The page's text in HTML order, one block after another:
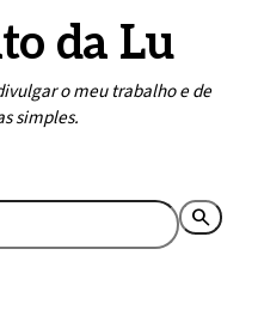
da Lu
o meu trabalho e de
simples.
search